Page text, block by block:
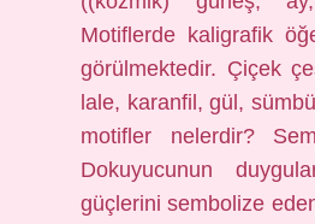
Motiflerde kaligrafik
görülmektedir. Çiçek
lale, karanfil, gül,
motifler nelerdir?
Dokuyucunun
güçlerini sembolize